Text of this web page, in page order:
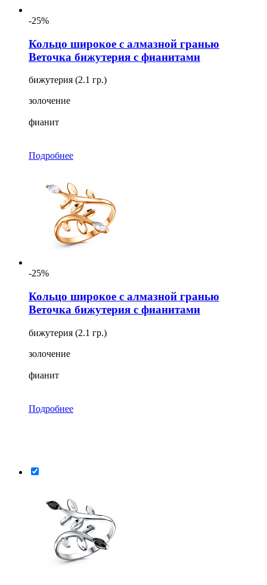
-25%
Кольцо широкое с алмазной гранью
Веточка бижутерия с фианитами
бижутерия (2.1 гр.)
золочение
фианит
Подробнее
-25%
Кольцо широкое с алмазной гранью
Веточка бижутерия с фианитами
бижутерия (2.1 гр.)
золочение
фианит
Подробнее